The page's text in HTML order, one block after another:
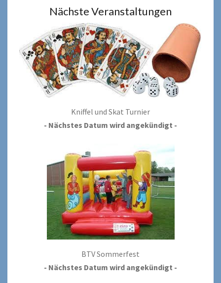
Nächste Veranstaltungen
Kniffel und Skat Turnier
- Nächstes Datum wird angekündigt -
BTV Sommerfest
- Nächstes Datum wird angekündigt -